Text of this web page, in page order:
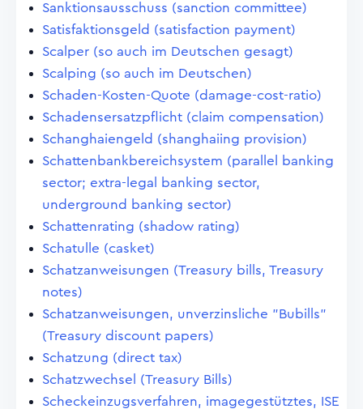
Sanktionsausschuss (sanction committee)
Satisfaktionsgeld (satisfaction payment)
Scalper (so auch im Deutschen gesagt)
Scalping (so auch im Deutschen)
Schaden-Kosten-Quote (damage-cost-ratio)
Schadensersatzpflicht (claim compensation)
Schanghaiengeld (shanghaiing provision)
Schattenbankbereichsystem (parallel banking
sector; extra-legal banking sector,
underground banking sector)
Schattenrating (shadow rating)
Schatulle (casket)
Schatzanweisungen (Treasury bills, Treasury
notes)
Schatzanweisungen, unverzinsliche "Bubills"
(Treasury discount papers)
Schatzung (direct tax)
Schatzwechsel (Treasury Bills)
Scheckeinzugsverfahren, imagegestütztes, ISE